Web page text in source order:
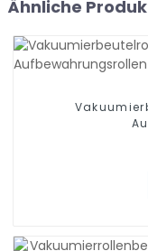
Ähnliche